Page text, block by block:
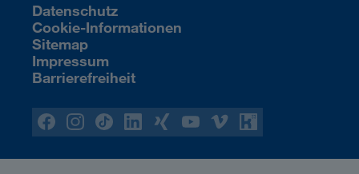
Datenschutz
Cookie-Informationen
Sitemap
Impressum
Barrierefreiheit